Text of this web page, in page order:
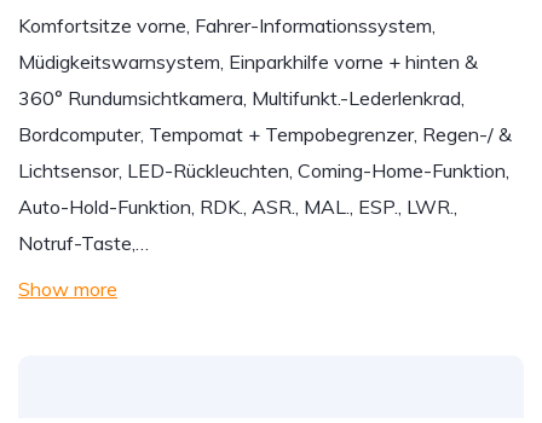
Komfortsitze vorne, Fahrer-Informationssystem,
Müdigkeitswarnsystem, Einparkhilfe vorne + hinten &
360° Rundumsichtkamera, Multifunkt.-Lederlenkrad,
Bordcomputer, Tempomat + Tempobegrenzer, Regen-/ &
Lichtsensor, LED-Rückleuchten, Coming-Home-Funktion,
Auto-Hold-Funktion, RDK., ASR., MAL., ESP., LWR.,
Notruf-Taste,…
Show more